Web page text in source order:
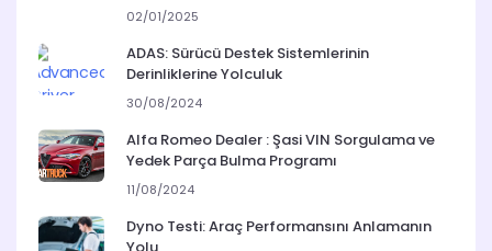
02/01/2025
ADAS: Sürücü Destek Sistemlerinin
Derinliklerine Yolculuk
30/08/2024
Alfa Romeo Dealer : Şasi VIN Sorgulama ve
Yedek Parça Bulma Programı
11/08/2024
Dyno Testi: Araç Performansını Anlamanın